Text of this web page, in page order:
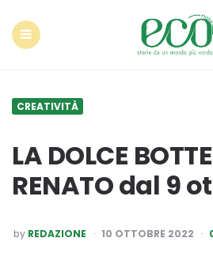
CREATIVITÀ
LA DOLCE
RENATO dal 9
POSTED
BY
by REDAZIONE 10 OTTOBRE 2022